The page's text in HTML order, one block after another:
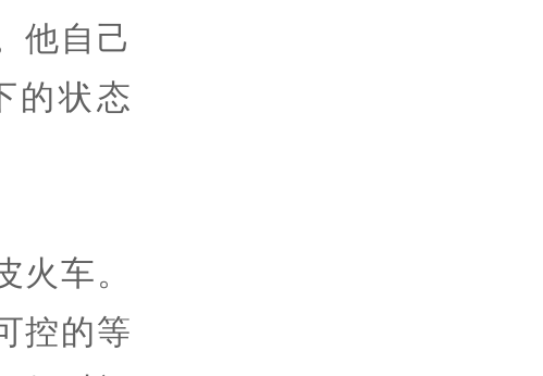
他自己
的状态
车。
控的等